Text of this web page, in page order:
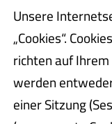
Unsere
„Cookies“.
richten auf
werden
einer Sitzung